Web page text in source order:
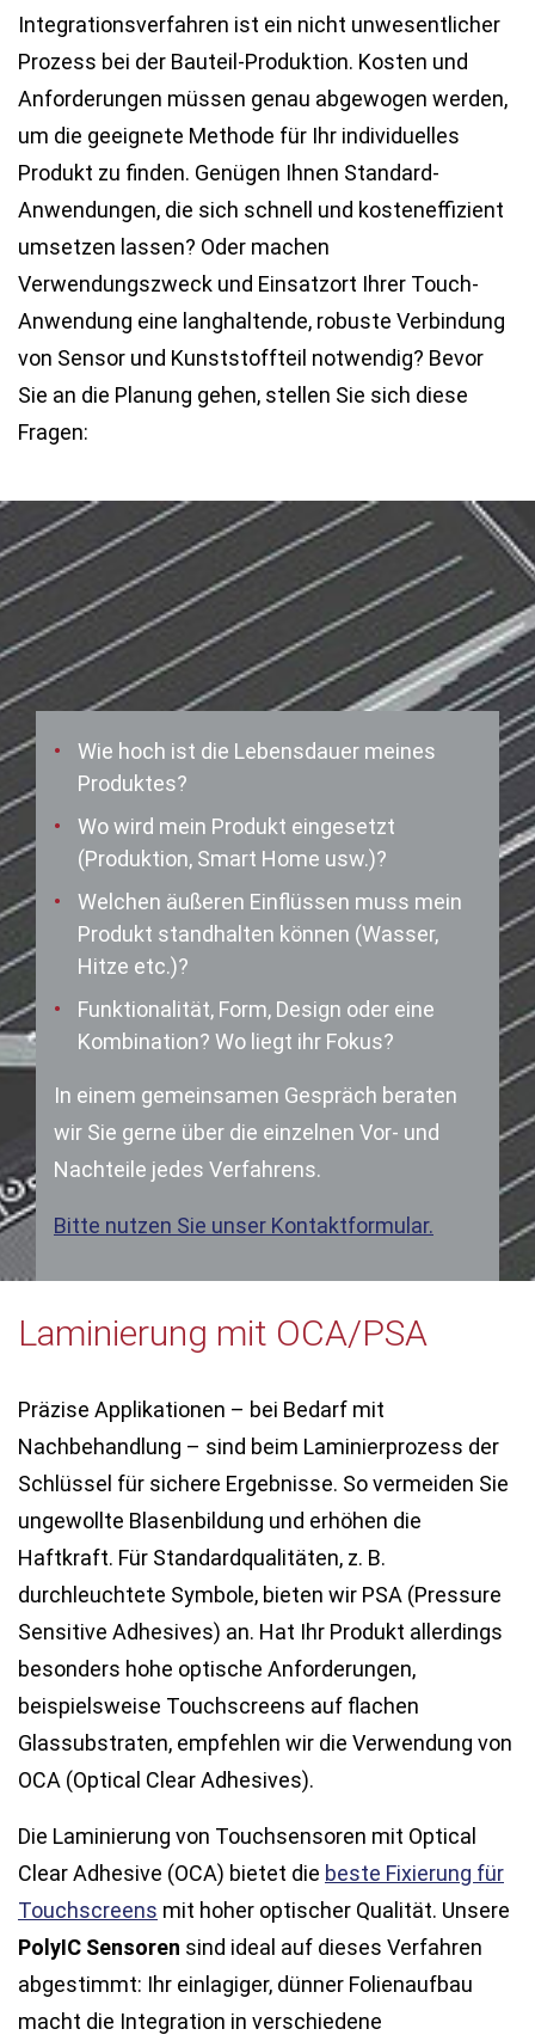
Integrationsverfahren ist ein nicht unwesentlicher
Prozess bei der Bauteil-Produktion. Kosten und
Anforderungen müssen genau abgewogen werden,
um die geeignete Methode für Ihr individuelles
Produkt zu finden. Genügen Ihnen Standard-
Anwendungen, die sich schnell und kosteneffizient
umsetzen lassen? Oder machen
Verwendungszweck und Einsatzort Ihrer Touch-
Anwendung eine langhaltende, robuste Verbindung
von Sensor und Kunststoffteil notwendig? Bevor
Sie an die Planung gehen, stellen Sie sich diese
Fragen:
Wie hoch ist die Lebensdauer meines
Produktes?
Wo wird mein Produkt eingesetzt
(Produktion, Smart Home usw.)?
Welchen äußeren Einflüssen muss mein
Produkt standhalten können (Wasser,
Hitze etc.)?
Funktionalität, Form, Design oder eine
Kombination? Wo liegt ihr Fokus?
In einem gemeinsamen Gespräch beraten
wir Sie gerne über die einzelnen Vor- und
Nachteile jedes Verfahrens.
Bitte nutzen Sie unser Kontaktformular.
Laminierung mit OCA/PSA
Präzise Applikationen – bei Bedarf mit
Nachbehandlung – sind beim Laminierprozess der
Schlüssel für sichere Ergebnisse. So vermeiden Sie
ungewollte Blasenbildung und erhöhen die
Haftkraft. Für Standardqualitäten, z. B.
durchleuchtete Symbole, bieten wir PSA (Pressure
Sensitive Adhesives) an. Hat Ihr Produkt allerdings
besonders hohe optische Anforderungen,
beispielsweise Touchscreens auf flachen
Glassubstraten, empfehlen wir die Verwendung von
OCA (Optical Clear Adhesives).
Die Laminierung von Touchsensoren mit Optical
Clear Adhesive (OCA) bietet die beste Fixierung für
Touchscreens mit hoher optischer Qualität. Unsere
PolyIC Sensoren sind ideal auf dieses Verfahren
abgestimmt: Ihr einlagiger, dünner Folienaufbau
macht die Integration in verschiedene